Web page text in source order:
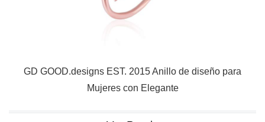
GD GOOD.designs EST. 2015 Anillo de diseño para
Mujeres con Elegante